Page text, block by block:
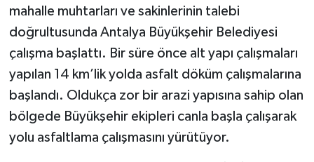
mahalle muhtarları ve sakinlerinin talebi
doğrultusunda Antalya Büyükşehir Belediyesi
çalışma başlattı. Bir süre önce alt yapı çalışmaları
yapılan 14 km’lik yolda asfalt döküm çalışmalarına
başlandı. Oldukça zor bir arazi yapısına sahip olan
bölgede Büyükşehir ekipleri canla başla çalışarak
yolu asfaltlama çalışmasını yürütüyor.